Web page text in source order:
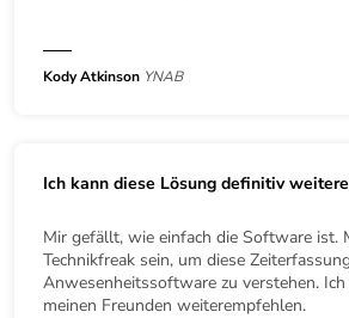
Kody Atkinson YNAB
Ich kann diese Lösung definitiv
Mir gefällt, wie einfach die Software ist.
Technikfreak sein, um diese
Anwesenheitssoftware zu verstehen.
meinen Freunden weiterempfehlen.